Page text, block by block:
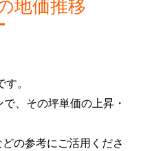
。
、その坪単価の上昇・
の参考にご活用くださ